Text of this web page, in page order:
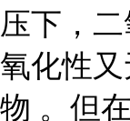
压下，
氧化性
物 。但